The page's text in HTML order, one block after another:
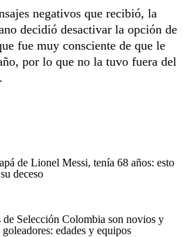
negativos que recibió, la
decidió desactivar la opción de
fue muy consciente de que le
por lo que no la tuvo fuera del
de Lionel Messi, tenía 68 años: esto
deceso
de Selección Colombia son novios y
goleadores: edades y equipos